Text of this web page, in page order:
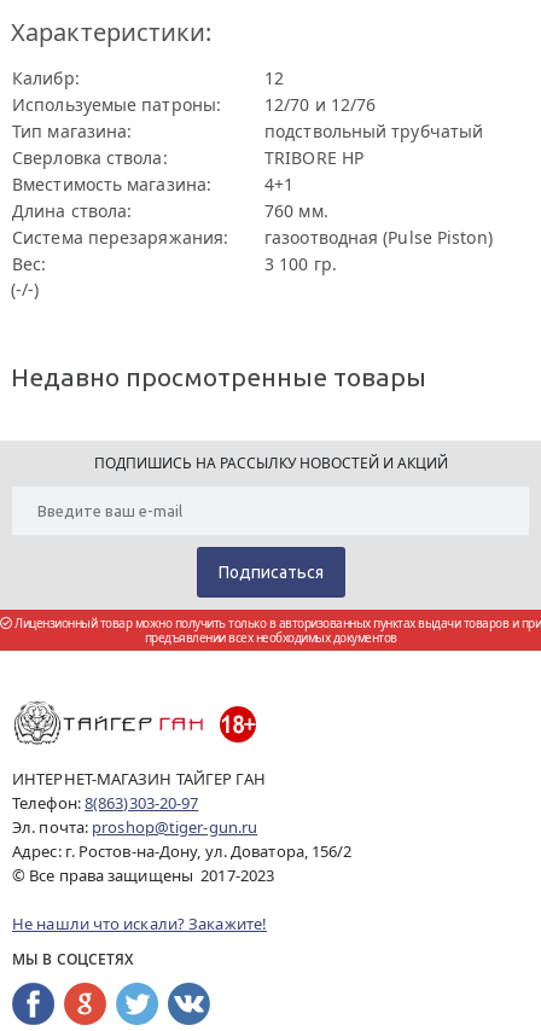
Характеристики:
Калибр:
12
Используемые патроны:
12/70 и 12/76
Тип магазина:
подствольный трубчатый
Сверловка ствола:
TRIBORE HP
Вместимость магазина:
4+1
Длина ствола:
760 мм.
Система перезаряжания:
газоотводная (Pulse Piston)
Вес:
3 100 гр.
(-/-)
Недавно просмотренные товары
ПОДПИШИСЬ НА РАССЫЛКУ НОВОСТЕЙ И АКЦИЙ
Лицензионный товар можно получить только в авторизованных пунктах выдачи товаров и при
предъявлении всех необходимых документов
ИНТЕРНЕТ-МАГАЗИН ТАЙГЕР ГАН
Телефон:8(863)303-20-97
Эл. почта: proshop@tiger-gun.ru
Адрес: г. Ростов-на-Дону, ул. Доватора, 156/2
© Все права защищены 2017-2023
Не нашли что искали? Закажите!
МЫ В СОЦСЕТЯХ